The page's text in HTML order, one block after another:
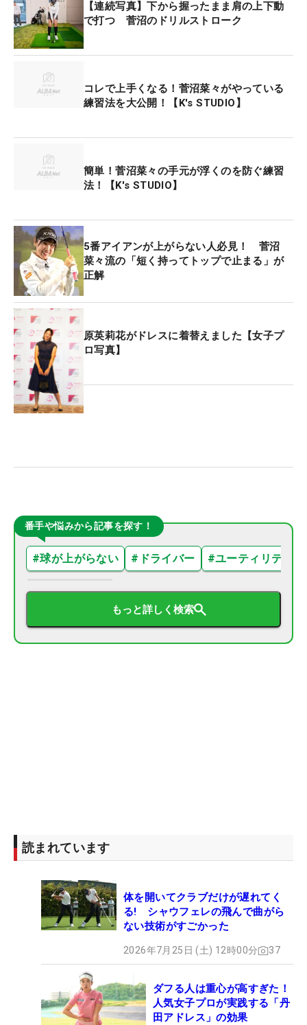
【連続写真】下から握ったまま肩の上下動
で打つ 菅沼のドリルストローク
コレで上手くなる！菅沼菜々がやっている
練習法を大公開！【K's STUDIO】
簡単！菅沼菜々の手元が浮くのを防ぐ練習
法！【K's STUDIO】
5番アイアンが上がらない人必見！ 菅沼
菜々流の「短く持ってトップで止まる」が
正解
原英莉花がドレスに着替えました【女子プ
ロ写真】
番手や悩みから記事を探す！
#球が上がらない # ドライバー #ユーティリティ
もっと詳しく検索
読まれています
体を開いてクラブだけが遅れてく
る! シャウフェレの飛んで曲がら
ない技術がすごかった
2026年7月25日 (土) 12時00分 37
ダフる人は重心が高すぎた！
人気女子プロが実践する「丹
田アドレス」の効果